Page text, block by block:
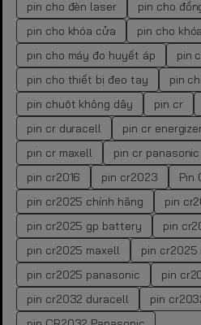
pin cho đèn laser
pin cho
pin cho khóa cửa
pin cho
pin cho máy đo huyết áp
pin
pin cho thiết bị đeo tay
pin
pin chuột không dây
pin cr
pin cr duracell
pin cr
pin cr maxell
pin cr panasonic
pin cr2016
pin cr2023
Pin
pin cr2025 chính hãng
pin
pin cr2025 gp battery
pin
pin cr2025 maxell
pin cr2025
pin cr2025 panasonic
pin
pin cr2032 duracell
pin